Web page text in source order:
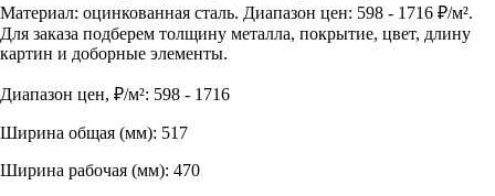
Материал: оцинкованная сталь. Диапазон цен: 598 - 1716 ₽/м².
Для заказа подберем толщину металла, покрытие, цвет, длину
картин и доборные элементы.
Диапазон цен, ₽/м²: 598 - 1716
Ширина общая (мм): 517
Ширина рабочая (мм): 470